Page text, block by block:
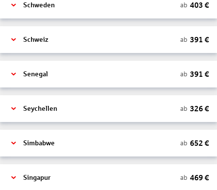
Schweden ab 403 €
Schweiz ab 391 €
Senegal ab 391 €
Seychellen ab 326€
Simbabwe ab 652 €
Singapur ab 469€